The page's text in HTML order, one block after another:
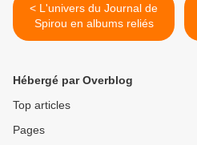
< L'univers du Journal de
Spirou en albums reliés
Hébergé par Overblog
Top articles
Pages